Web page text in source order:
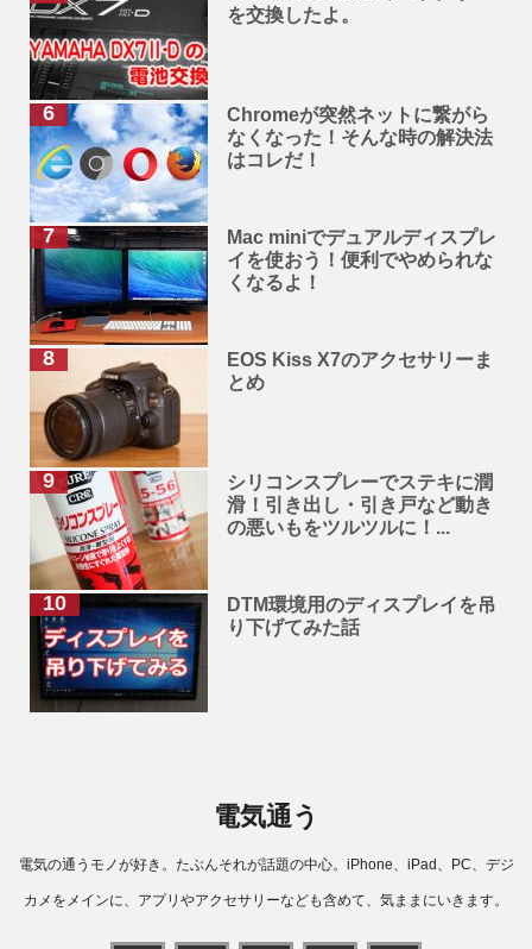
を交換したよ。
Chromeが突然ネットに繋がら
なくなった！そんな時の解決法
はコレだ！
Mac miniでデュアルディスプレ
イを使おう！便利でやめられな
くなるよ！
EOS Kiss X7のアクセサリーま
とめ
シリコンスプレーでステキに潤
滑！引き出し・引き戸など動き
の悪いもをツルツルに！...
DTM環境用のディスプレイを吊
り下げてみた話
電気通う
電気の通うモノが好き。たぶんそれが話題の中心。iPhone、iPad、PC、デジ
カメをメインに、アプリやアクセサリーなども含めて、気ままにいきます。